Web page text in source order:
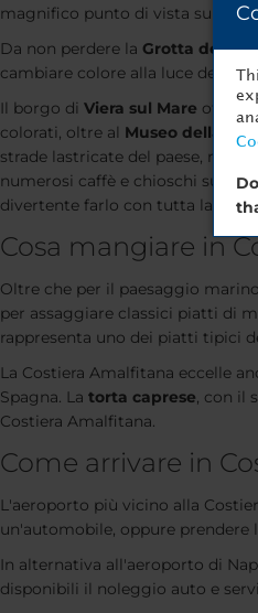
magnifico punto di vista sullo
Da non perdere la Grotta dello
cambiare colore alla luce del
Il borgo di Viera sul Mare offre
colorati, oltre al Museo della
strade lastricate del paese,
numerosi caffè e chioschi sul
divertente farlo con tutta la
Cosa mangiare in
Oltre che per il paesaggio
per assaggiare classici piatti di
rappresenta uno dei piatti tipici
La Costiera Amalfitana eccelle
Spagna. La torta caprese, con il
Costiera Amalfitana.
Come arrivare in
L'aeroporto più vicino alla
un'automobile, oppure prendere
In alternativa all'aeroporto di
disponibili il noleggio auto e